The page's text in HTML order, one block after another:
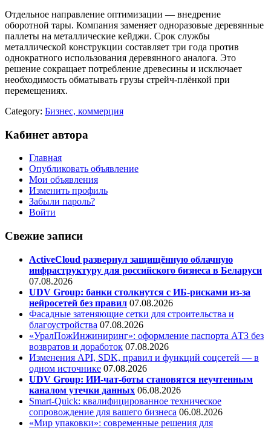
Отдельное направление оптимизации — внедрение
оборотной тары. Компания заменяет одноразовые деревянные
паллеты на металлические кейджи. Срок службы
металлической конструкции составляет три года против
однократного использования деревянного аналога. Это
решение сокращает потребление древесины и исключает
необходимость обматывать грузы стрейч-плёнкой при
перемещениях.
Category: Бизнес, коммерция
Кабинет автора
Главная
Опубликовать объявление
Мои объявления
Изменить профиль
Забыли пароль?
Войти
Свежие записи
ActiveCloud развернул защищённую облачную
инфраструктуру для российского бизнеса в Беларуси
07.08.2026
UDV Group: банки столкнутся с ИБ-рисками из-за
нейросетей без правил 07.08.2026
Фасадные затеняющие сетки для строительства и
благоустройства 07.08.2026
«УралПожИнжиниринг»: оформление паспорта АТЗ без
возвратов и доработок 07.08.2026
Изменения API, SDK, правил и функций соцсетей — в
одном источнике 07.08.2026
UDV Group: ИИ-чат-боты становятся неучтенным
каналом утечки данных 06.08.2026
Smart-Quick: квалифицированное техническое
сопровождение для вашего бизнеса 06.08.2026
«Мир упаковки»: современные решения для